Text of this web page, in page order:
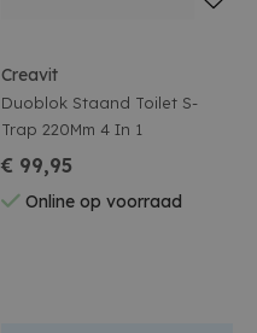
Creavit
Duoblok Staand Toilet S-
Trap 220Mm 4 In 1
€ 99,95
Online op voorraad